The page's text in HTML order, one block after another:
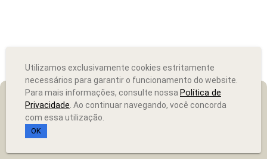
Utilizamos exclusivamente cookies estritamente
necessários para garantir o funcionamento do website.
Para mais informações, consulte nossa Política de
Privacidade . Ao continuar navegando, você concorda
com essa utilização.
OK